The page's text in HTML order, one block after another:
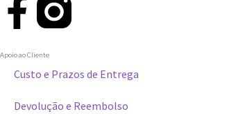
Apoio ao Cliente
Custo e Prazos de Entrega
Devolução e Reembolso